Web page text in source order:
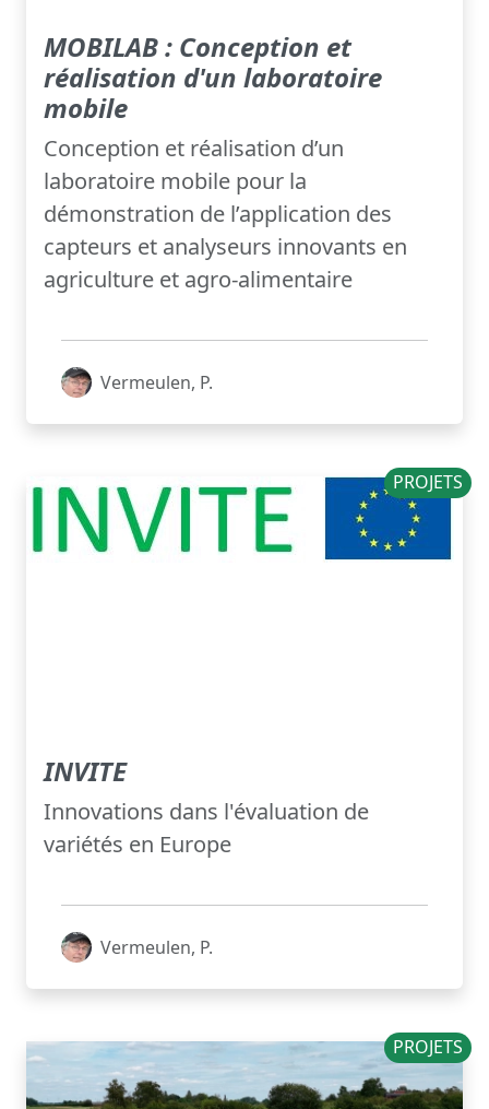
MOBILAB : Conception et
réalisation d'un laboratoire
mobile
Conception et réalisation d’un
laboratoire mobile pour la
démonstration de l’application des
capteurs et analyseurs innovants en
agriculture et agro-alimentaire
Vermeulen, P.
PROJETS
INVITE
Innovations dans l'évaluation de
variétés en Europe
Vermeulen, P.
PROJETS